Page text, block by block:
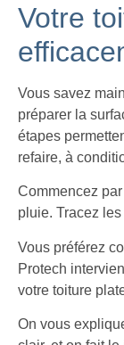
Votre
Vous savez
préparer la
étapes
refaire, à
Commencez
pluie. Tracez
Vous préférez
Protech
votre toiture
On vous